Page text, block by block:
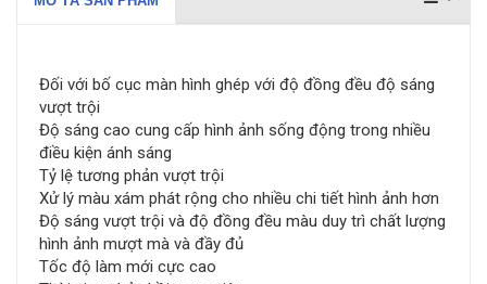
Đối với bố cục màn hình ghép với độ đồng đều độ sáng
vượt trội
Độ sáng cao cung cấp hình ảnh sống động trong nhiều
điều kiện ánh sáng
Tỷ lệ tương phản vượt trội
Xử lý màu xám phát rộng cho nhiều chi tiết hình ảnh hơn
Độ sáng vượt trội và độ đồng đều màu duy trì chất lượng
hình ảnh mượt mà và đầy đủ
Tốc độ làm mới cực cao